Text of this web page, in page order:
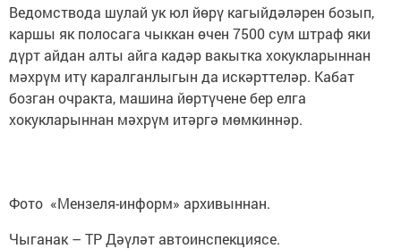
Ведомствода шулай ук юл йөрү кагыйдәләрен бозып,
каршы як полосага чыккан өчен 7500 сум штраф яки
дүрт айдан алты айга кадәр вакытка хокукларыннан
мәхрүм итү каралганлыгын да искәрттеләр. Кабат
бозган очракта, машина йөртүчене бер елга
хокукларыннан мәхрүм итәргә мөмкиннәр.
Фото «Мензеля-информ» архивыннан.
Чыганак – ТР Дәүләт автоинспекциясе.